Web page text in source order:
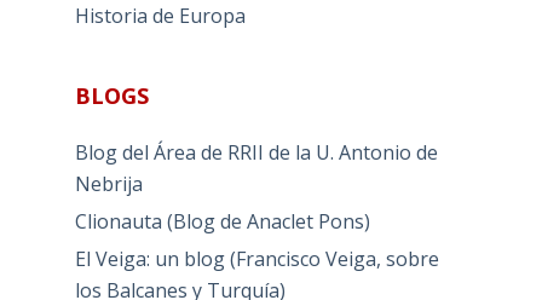
Historia de Europa
BLOGS
Blog del Área de RRII de la U. Antonio de
Nebrija
Clionauta (Blog de Anaclet Pons)
El Veiga: un blog (Francisco Veiga, sobre
los Balcanes y Turquía)